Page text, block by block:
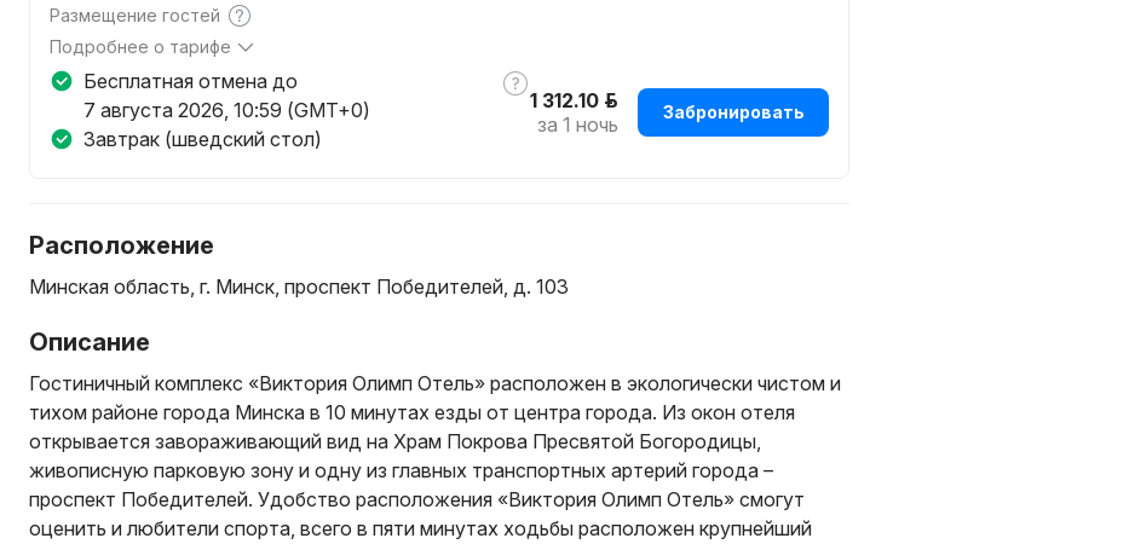
карта" (только для нерезидентов РБ).
По предварительному согласованию с администрацией отеля возможно размещение с
домашними животными за дополнительную плату.
Размещение гостей
Подробнее о тарифе
По данному тарифу в стоимость номера включены: проживание, завтрак, НДC.
бронировании СЕГОДНЯ Вам будет предоставлен ПОДАРОК от отеля (разовое
посещение аквазоны ежедневно с 08:00 до 11:00, посещение тренажерного зала
ежедневно с 08:00 до 17:00).
карта" (только для нерезидентов РБ).
По предварительному согласованию с администрацией отеля возможно размещение с
Бесплатная отмена до
7 августа 2026, 10:59 (GMT+0)
Завтрак (шведский стол)
1 312.10 р.
за 1 ночь
Забронировать
Расположение
Минская область, г. Минск, проспект Победителей, д. 103
Описание
Гостиничный комплекс «Виктория Олимп Отель» расположен в экологически чистом и
тихом районе города Минска в 10 минутах езды от центра города. Из окон отеля
открывается завораживающий вид на Храм Покрова Пресвятой Богородицы,
живописную парковую зону и одну из главных транспортных артерий города –
проспект Победителей. Удобство расположения «Виктория Олимп Отель» смогут
оценить и любители спорта, всего в пяти минутах ходьбы расположен крупнейший